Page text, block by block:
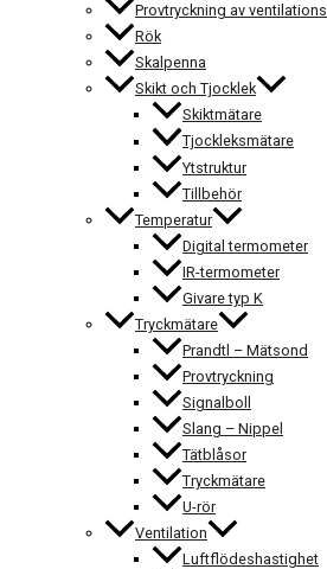
Provtryckning av
Rök
Skalpenna
Skikt och Tjocklek
Skiktmätare
Tjockleksmätare
Ytstruktur
Tillbehör
Temperatur
Digital termometer
IR-termometer
Givare typ K
Tryckmätare
Prandtl – Mätsond
Provtryckning
Signalboll
Slang – Nippel
Tätblåsor
Tryckmätare
U-rör
Ventilation
Luftflödeshastighet